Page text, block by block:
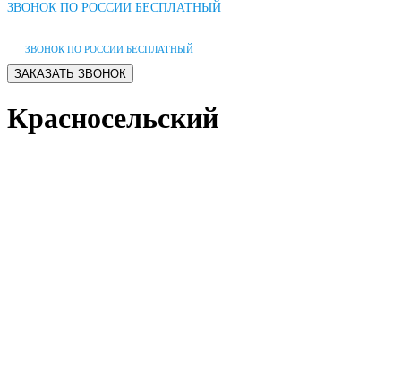
ЗВОНОК ПО РОССИИ БЕСПЛАТНЫЙ
ЗВОНОК ПО РОССИИ БЕСПЛАТНЫЙ
Красносельский